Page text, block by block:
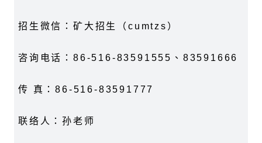
招生微信：矿大招生（cumtzs）
咨询电话：86-516-83591555、83591666
传 真：86-516-83591777
联络人：孙老师